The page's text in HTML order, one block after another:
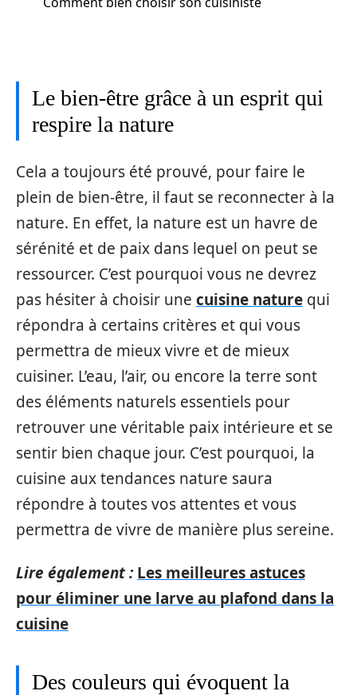
Le bien-être grâce à un esprit qui
respire la nature
Cela a toujours été prouvé, pour faire le
plein de bien-être, il faut se reconnecter à la
nature. En effet, la nature est un havre de
sérénité et de paix dans lequel on peut se
ressourcer. C’est pourquoi vous ne devrez
pas hésiter à choisir une cuisine nature qui
répondra à certains critères et qui vous
permettra de mieux vivre et de mieux
cuisiner. L’eau, l’air, ou encore la terre sont
des éléments naturels essentiels pour
retrouver une véritable paix intérieure et se
sentir bien chaque jour. C’est pourquoi, la
cuisine aux tendances nature saura
répondre à toutes vos attentes et vous
permettra de vivre de manière plus sereine.
Lire également : Les meilleures astuces
pour éliminer une larve au plafond dans la
cuisine
Des couleurs qui évoquent la